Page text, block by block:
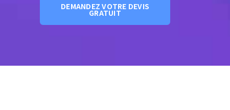
DEMANDEZ VOTRE DEVIS
GRATUIT